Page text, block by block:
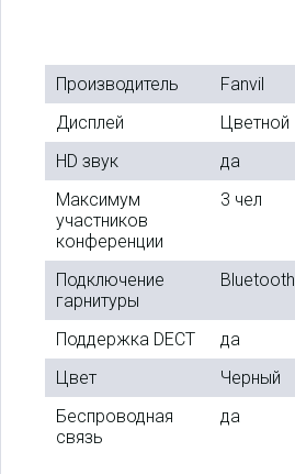
Производитель
Fanvil
Дисплей
Цветной
HD звук
да
Максимум
участников
конференции
3 чел
Подключение
гарнитуры
Bluetooth
Поддержка DECT
да
Цвет
Черный
Беспроводная
связь
да